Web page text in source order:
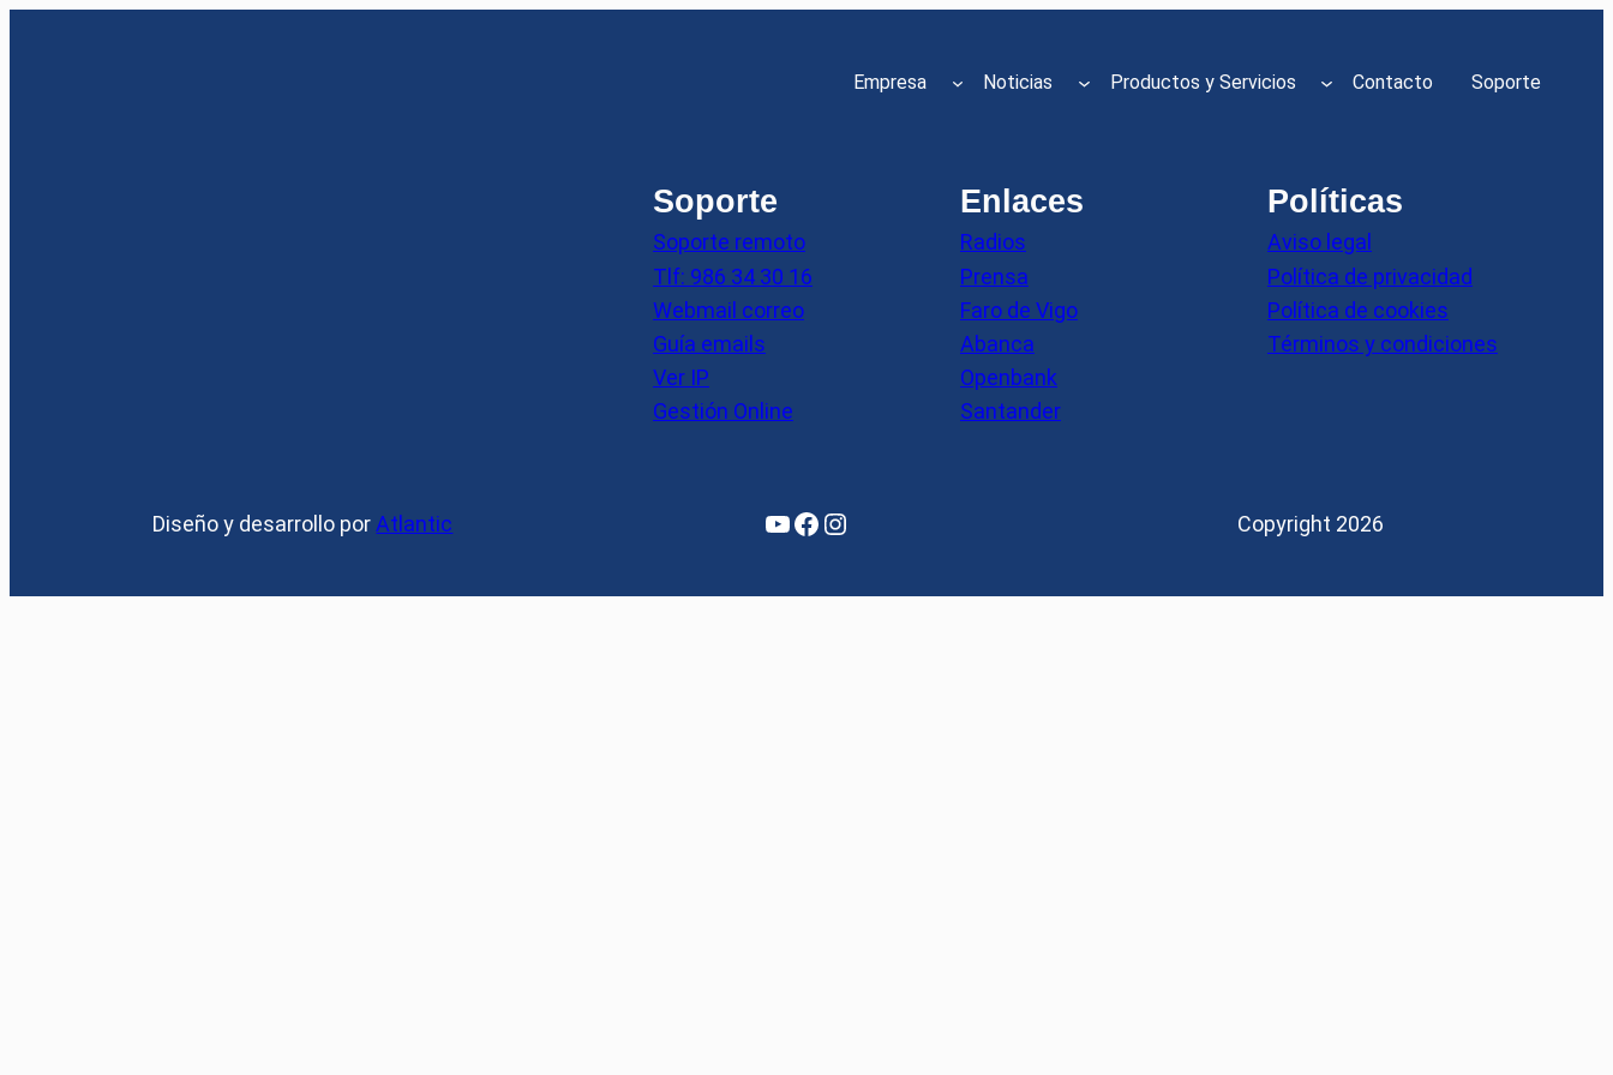
Empresa Noticias Productos y Servicios Contacto Soporte
Soporte
Soporte remoto
Tlf: 986 34 30 16
Webmail correo
Guía emails
Ver IP
Gestión Online
Enlaces
Radios
Prensa
Faro de Vigo
Abanca
Openbank
Santander
Políticas
Aviso legal
Política de privacidad
Política de cookies
Términos y condiciones
Diseño y desarrollo por Atlantic YouTube Facebook Instagram Copyright 2026